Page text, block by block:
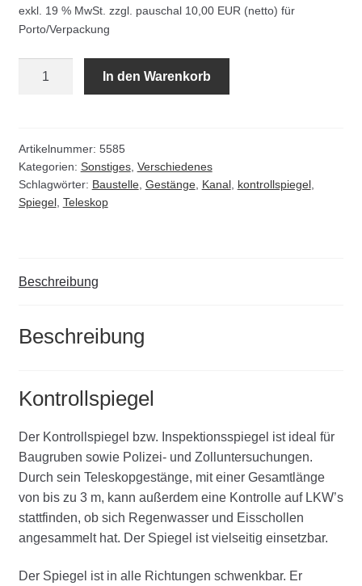
Verschiedenes
exkl. 19 % MwSt. zzgl. pauschal 10,00 EUR (netto) für
Porto/Verpackung
In den Warenkorb
Artikelnummer: 5585
Kategorien: Sonstiges, Verschiedenes
Schlagwörter: Baustelle, Gestänge, Kanal, kontrollspiegel,
Spiegel, Teleskop
Beschreibung
Beschreibung
Kontrollspiegel
Der Kontrollspiegel bzw. Inspektionsspiegel ist ideal für
Baugruben sowie Polizei- und Zolluntersuchungen.
Durch sein Teleskopgestänge, mit einer Gesamtlänge
von bis zu 3 m, kann außerdem eine Kontrolle auf LKW’s
stattfinden, ob sich Regenwasser und Eisschollen
angesammelt hat. Der Spiegel ist vielseitig einsetzbar.
Der Spiegel ist in alle Richtungen schwenkbar. Er